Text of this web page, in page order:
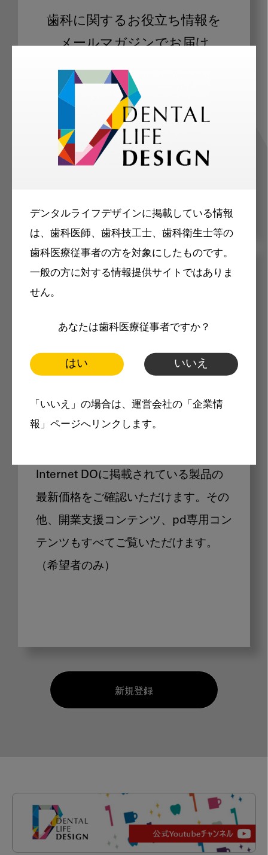
デンタルライフデザインに掲載している情報
は、歯科医師、歯科技工士、歯科衛生士等の
歯科医療従事者の方を対象にしたものです。
一般の方に対する情報提供サイトではありま
せん。
あなたは歯科医療従事者ですか？
はい いいえ
「いいえ」の場合は、運営会社の「企業情
報」ページへリンクします。
歯科に関するお役立ち情報を
メールマガジンでお届け
ご登録いただいた職種（歯科医師、歯
科衛生士、歯科技工士）に合わせた内
容のメールマガジンをお届けします。
メリット
製品価格も閲覧可能
Internet DOに掲載されている製品の
最新価格をご確認いただけます。その
他、開業支援コンテンツ、pd専用コン
テンツもすべてご覧いただけます。
（希望者のみ）
新規登録